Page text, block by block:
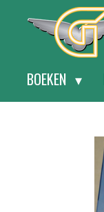
hoofdinhoud
BOEKEN